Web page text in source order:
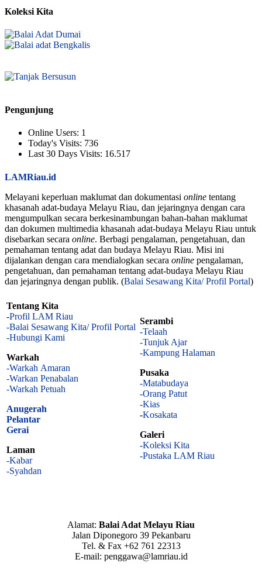
Koleksi Kita
Pengunjung
Online Users: 1
Today's Visits: 736
Last 30 Days Visits: 16.517
LAMRiau.id
Melayani keperluan maklumat dan dokumentasi online tentang
khasanah adat-budaya Melayu Riau, dan jejaringnya dengan cara
mengumpulkan secara berkesinambungan bahan-bahan maklumat
dan dokumen multimedia khasanah adat-budaya Melayu Riau untuk
disebarkan secara online. Berbagi pengalaman, pengetahuan, dan
pemahaman tentang adat dan budaya Melayu Riau. Misi ini
dijalankan dengan cara mendialogkan secara online pengalaman,
pengetahuan, dan pemahaman tentang adat-budaya Melayu Riau
dan jejaringnya dengan publik. (Balai Sesawang Kita/ Profil Portal)
Tentang Kita
-Profil LAM Riau
-Balai Sesawang Kita/ Profil Portal
-Hubungi Kami
Warkah
-Warkah Amaran
-Warkan Penabalan
-Warkah Petuah
Anugerah
Pelantar
Gerai
Laman
-Kabar
-Syahdan
Serambi
-Telaah
-Tunjuk Ajar
-Kampung Halaman
Pusaka
-Matabudaya
-Orang Patut
-Kias
-Kosakata
Galeri
-Koleksi Kita
-Pustaka LAM Riau
Alamat: Balai Adat Melayu Riau
Jalan Diponegoro 39 Pekanbaru
Tel. & Fax +62 761 22313
E-mail: penggawa@lamriau.id